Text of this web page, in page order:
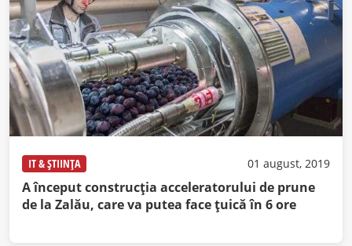
IT & ȘTIINȚA 01 august, 2019
A început construcția acceleratorului de prune
de la Zalău, care va putea face țuică în 6 ore